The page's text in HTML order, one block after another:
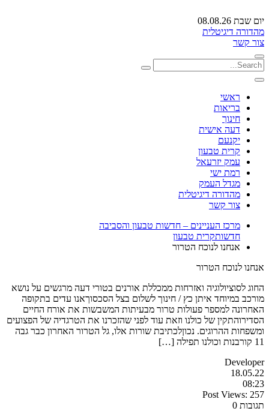
יום שבת 08.08.26
מהדורה דיגיטלית
צור קשר
ראשי
בריאות
חינוך
דעה אישית
יקנעם
קרית טבעון
עמק יזרעאל
רמת ישי
מגדל העמק
מהדורה דיגיטלית
צור קשר
מרכז העניינים – חדשות טבעון והסביבה
חדשותקרית טבעון
אנחנו לנוכח הטרור
אנחנו לנוכח הטרור
החוג לסוציולוגיה ואזרחות ממכללת אורנים בטורי דעה מרגשים על נושא
מורכב במיוחד איתן כץ / חינוך לשלום בצל הסכסוךאנו עדים בתקופה
האחרונה למספר פעולות טרור מבעיתות המשבשות את אורח החיים
הסדירוהתקין של כולנו וזאת עוד לפני שהזכרנו את הטרגדיה של הפצועים
ומשפחות ההרוגים. נכוןלכתיבת שורות אלו, גל הטרור האחרון כבר גבה
11 קורבנות וכולנו תפילה […]
Developer
18.05.22
08:23
Post Views: 257
תגובות 0